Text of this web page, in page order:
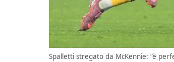
Spalletti stregato da McKennie: “è